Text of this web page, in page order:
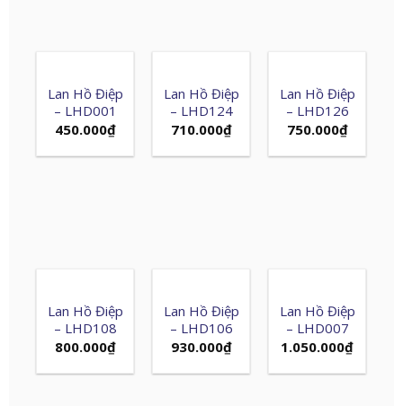
Lan Hồ Điệp
– LHD001
450.000₫
Lan Hồ Điệp
– LHD124
710.000₫
Lan Hồ Điệp
– LHD126
750.000₫
Lan Hồ Điệp
– LHD108
800.000₫
Lan Hồ Điệp
– LHD106
930.000₫
Lan Hồ Điệp
– LHD007
1.050.000₫